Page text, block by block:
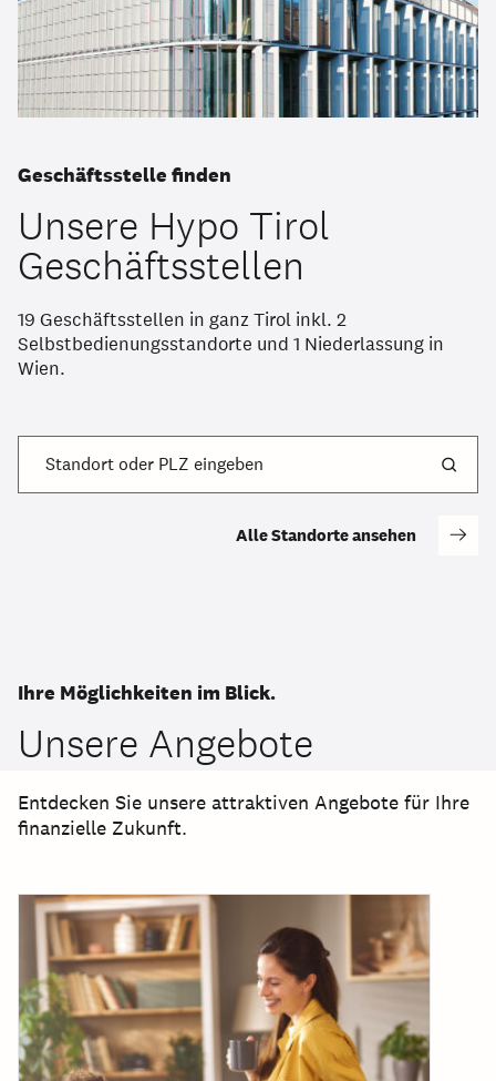
Geschäftsstelle finden
Unsere Hypo Tirol
Geschäftsstellen
19 Geschäftsstellen in ganz Tirol inkl. 2
Selbstbedienungsstandorte und 1 Niederlassung in
Wien.
Standort oder PLZ eingeben
Alle Standorte ansehen
Ihre Möglichkeiten im Blick.
Unsere Angebote
Entdecken Sie unsere attraktiven Angebote für Ihre
finanzielle Zukunft.